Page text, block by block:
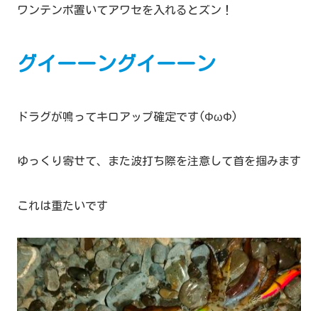
ワンテンポ置いてアワセを入れるとズン！
グイーーングイーーン
ドラグが鳴ってキロアップ確定です(ΦωΦ)
ゆっくり寄せて、また波打ち際を注意して首を掴みます
これは重たいです